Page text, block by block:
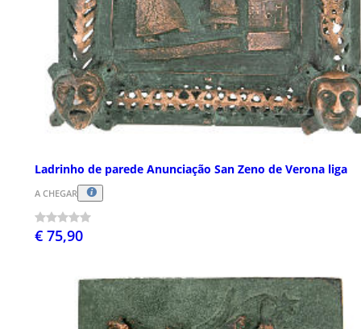
Ladrinho de parede Anunciação San Zeno de Verona liga
A CHEGAR
€ 75,90